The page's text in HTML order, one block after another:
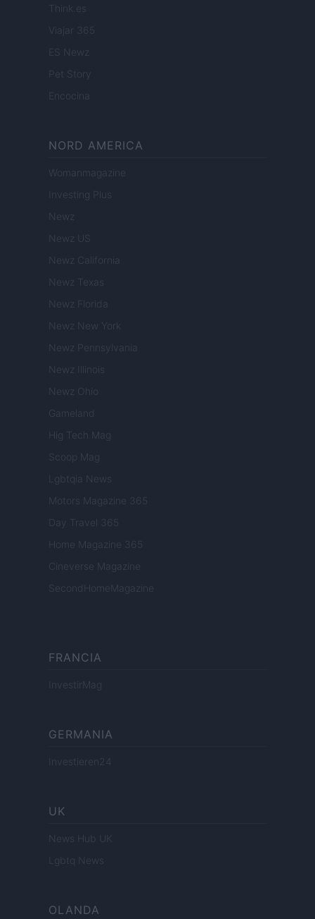
Think.es
Viajar 365
ES Newz
Pet Story
Encocina
NORD AMERICA
Womanmagazine
Investing Plus
Newz
Newz US
Newz California
Newz Texas
Newz Florida
Newz New York
Newz Pennsylvania
Newz Illinois
Newz Ohio
Gameland
Hig Tech Mag
Scoop Mag
Lgbtqia News
Motors Magazine 365
Day Travel 365
Home Magazine 365
Cineverse Magazine
SecondHomeMagazine
FRANCIA
InvestirMag
GERMANIA
Investieren24
UK
News Hub UK
Lgbtq News
OLANDA